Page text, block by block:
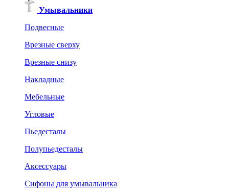
Умывальники
Подвесные
Врезные сверху
Врезные снизу
Накладные
Мебельные
Угловые
Пьедесталы
Полупьедесталы
Аксессуары
Сифоны для умывальника